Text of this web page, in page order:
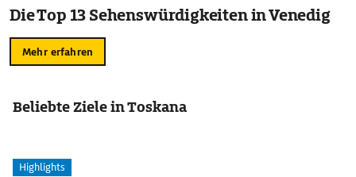
Die Top 13 Sehenswürdigkeiten in Venedig
Mehr erfahren
Beliebte Ziele in Toskana
Highlights